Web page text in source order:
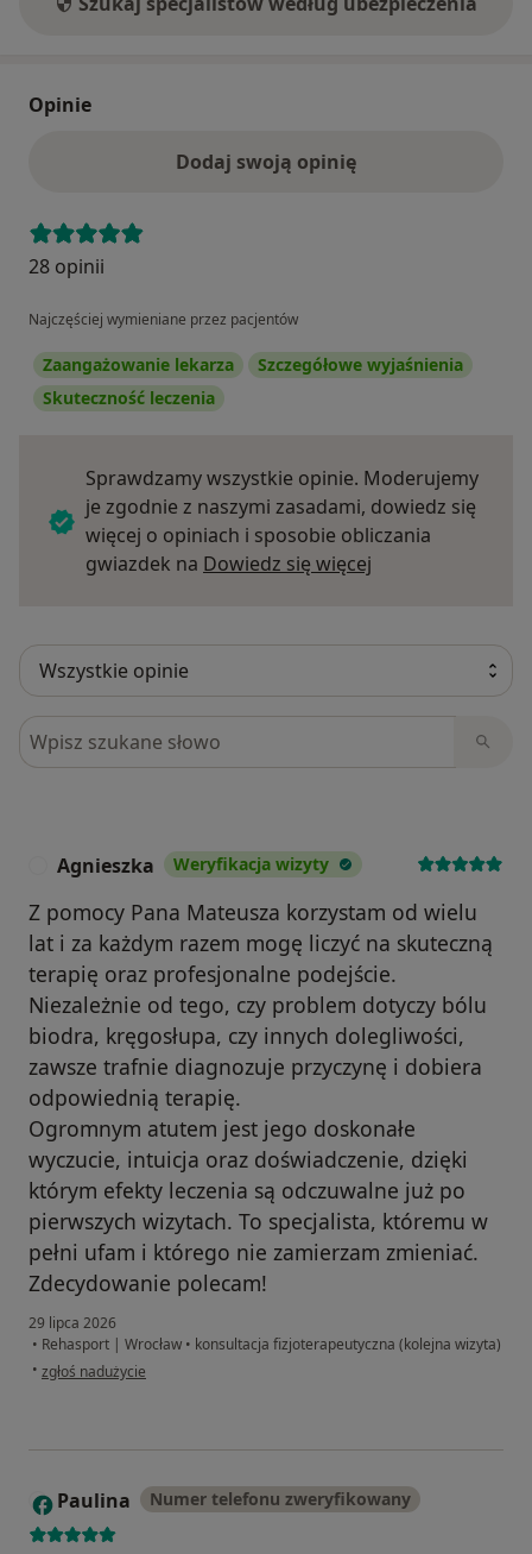
Opinie
Dodaj swoją opinię
28 opinii
Najczęściej wymieniane przez pacjentów
Zaangażowanie lekarza
Szczegółowe wyjaśnienia
Skuteczność leczenia
Sprawdzamy wszystkie opinie. Moderujemy
je zgodnie z naszymi zasadami, dowiedz się
więcej o opiniach i sposobie obliczania
gwiazdek na Dowiedz się więcej
Szukaj w opiniach
Agnieszka Weryfikacja wizyty
Z pomocy Pana Mateusza korzystam od wielu
lat i za każdym razem mogę liczyć na skuteczną
terapię oraz profesjonalne podejście.
Niezależnie od tego, czy problem dotyczy bólu
biodra, kręgosłupa, czy innych dolegliwości,
zawsze trafnie diagnozuje przyczynę i dobiera
odpowiednią terapię.
Ogromnym atutem jest jego doskonałe
wyczucie, intuicja oraz doświadczenie, dzięki
którym efekty leczenia są odczuwalne już po
pierwszych wizytach. To specjalista, któremu w
pełni ufam i którego nie zamierzam zmieniać.
Zdecydowanie polecam!
29 lipca 2026
• Rehasport | Wrocław • konsultacja fizjoterapeutyczna (kolejna wizyta)
• w opinii użytkownika Agnieszka
zgłoś nadużycie
P Paulina Numer telefonu zweryfikowany